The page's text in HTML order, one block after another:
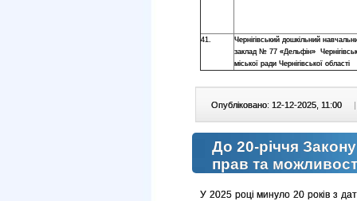
41.
Чернігівський дошкільний
заклад № 77 «Дельфін»
міської ради Чернігівської області
Опубліковано: 12-12-2025, 11:00 |
До 20-річчя
прав та
У 2025 році минуло 20 років з